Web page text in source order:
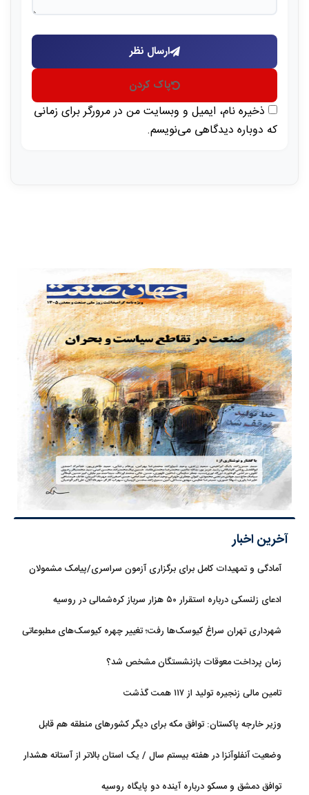
ارسال نظر
پاک کردن
ذخیره نام، ایمیل و وبسایت من در مرورگر برای زمانی
که دوباره دیدگاهی می‌نویسم.
آخرین اخبار
آمادگی و تمهیدات کامل برای برگزاری آزمون سراسری/پیامک مشمولان
ادعای زلنسکی درباره استقرار ۵۰ هزار سرباز کره‌شمالی در روسیه
شهرداری تهران سراغ کیوسک‌ها رفت؛ تغییر چهره کیوسک‌های مطبوعاتی
زمان پرداخت معوقات بازنشستگان مشخص شد؟
تامین مالی زنجیره تولید از ۱۱۷ همت گذشت
وزیر خارجه پاکستان: توافق مکه برای دیگر کشورهای منطقه هم قابل
وضعیت آنفلوآنزا در هفته بیستم سال / یک استان بالاتر از آستانه هشدار
توافق دمشق و مسکو درباره آینده دو پایگاه روسیه